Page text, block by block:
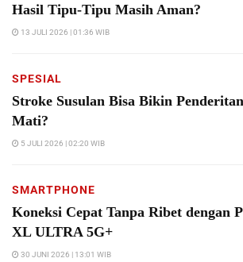
Hasil Tipu-Tipu Masih Aman?
13 JULI 2026 | 01:36 WIB
SPESIAL
Stroke Susulan Bisa Bikin
Mati?
5 JULI 2026 | 02:20 WIB
SMARTPHONE
Koneksi Cepat Tanpa Ribet dengan
XL ULTRA 5G+
30 JUNI 2026 | 13:01 WIB